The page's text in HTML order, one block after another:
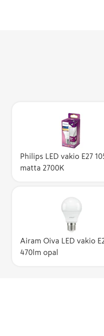
Philips LED vakio E27
matta 2700K
Airam Oiva LED vakio
470lm opal